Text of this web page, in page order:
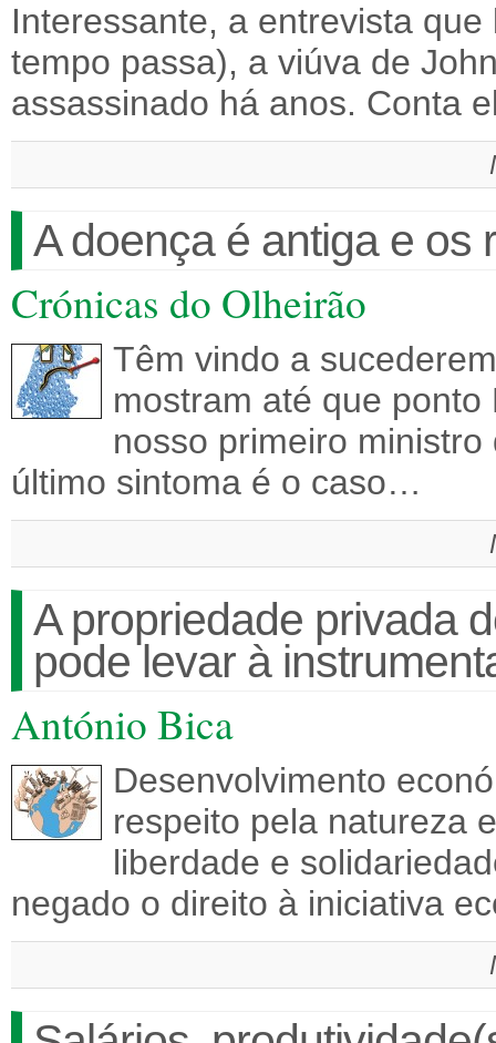
Interessante, a entrevista
tempo passa), a viúva de
assassinado há anos. Conta
A doença é antiga e os
Crónicas do Olheirão
Têm vindo a
mostram até que
nosso primeiro
último sintoma é o caso…
A propriedade privada
pode levar à
António Bica
Desenvolvimento
respeito pela natureza
liberdade e
negado o direito à iniciativa